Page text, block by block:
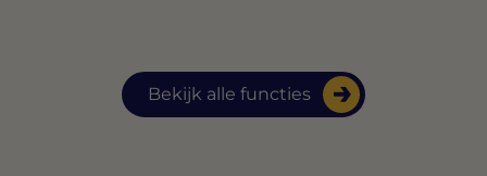
Bekijk alle functies